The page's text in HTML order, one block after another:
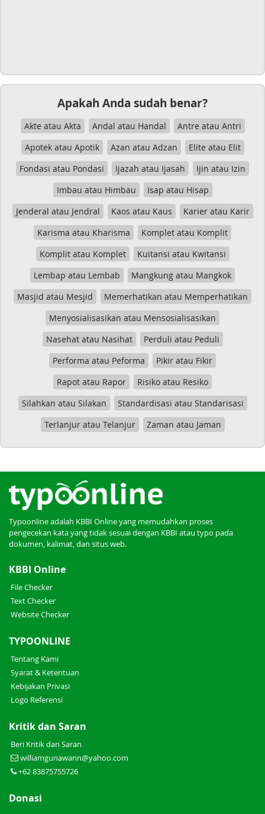
Apakah Anda sudah benar?
Akte atau Akta Andal atau Handal
Antre atau Antri
Apotek atau Apotik
Azan atau Adzan
Elite atau Elit
Fondasi atau Pondasi
Ijazah atau Ijasah
Ijin atau Izin
Imbau atau Himbau
Isap atau Hisap
Jenderal atau Jendral
Kaos atau Kaus
Karier atau Karir
Karisma atau Kharisma
Komplet atau Komplit
Komplit atau Komplet
Kuitansi atau Kwitansi
Lembap atau Lembab
Mangkung atau Mangkok
Masjid atau Mesjid
Memerhatikan atau Memperhatikan
Menyosialisasikan atau Mensosialisasikan
Nasehat atau Nasihat
Perduli atau Peduli
Performa atau Peforma
Pikir atau Fikir
Rapot atau Rapor
Risiko atau Resiko
Silahkan atau Silakan
Standardisasi atau Standarisasi
Terlanjur atau Telanjur
Zaman atau Jaman
Typoonline adalah KBBI Online yang memudahkan proses
pengecekan kata yang tidak sesuai dengan KBBI atau typo pada
dokumen, kalimat, dan situs web.
KBBI Online
File Checker
Text Checker
Website Checker
TYPOONLINE
Tentang Kami
Syarat & Ketentuan
Kebijakan Privasi
Logo Referensi
Kritik dan Saran
Beri Kritik dan Saran
williamgunawann@yahoo.com
+62 83875755726
Donasi